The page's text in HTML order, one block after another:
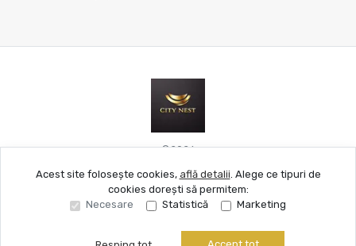
©2026
Site creat în
Acest site folosește cookies, află detalii. Alege ce tipuri de
cookies dorești să permitem:
Necesare
Statistică Marketing